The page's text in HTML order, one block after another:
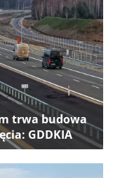
trwa budowa
GDDKIA